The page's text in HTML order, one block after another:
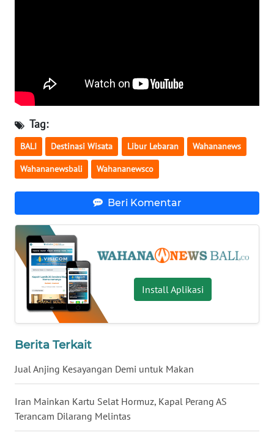
Tag:
BALI Destinasi Wisata Libur Lebaran Wahananews
Wahananewsbali Wahananewsco
Beri Komentar
Install Aplikasi
Berita Terkait
Jual Anjing Kesayangan Demi untuk Makan
Iran Mainkan Kartu Selat Hormuz, Kapal Perang AS
Terancam Dilarang Melintas
WN
SULTENG
WN
SULBAR
WN
SUMBAR
WN
SUMSEL
BENGKULU
WN
WN
JATENG